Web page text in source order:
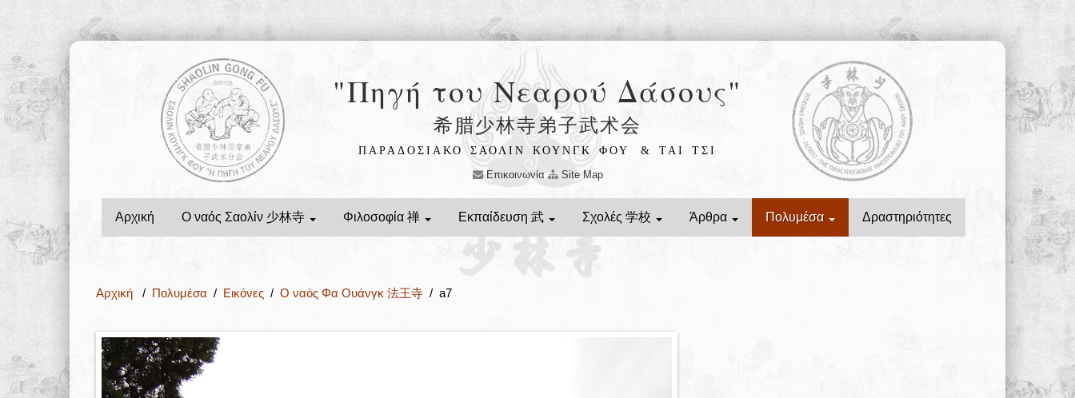
"Πηγή του Νεαρού Δάσους"
希腊少林寺弟子武术会
ΠΑΡΑΔΟΣΙΑΚΟ ΣΑΟΛΙΝ ΚΟΥΝΓΚ ΦΟΥ
& ΤΑΙ ΤΣΙ
Επικοινωνία
Site Map
Αρχική Ο ναός Σαολίν 少林寺 Φιλοσοφία 禅 Εκπαίδευση 武 Σχολές 学校 Άρθρα Πολυμέσα Δραστηριότητες
Αρχική / Πολυμέσα / Εικόνες / Ο ναός Φα Ουάνγκ 法王寺 / a7